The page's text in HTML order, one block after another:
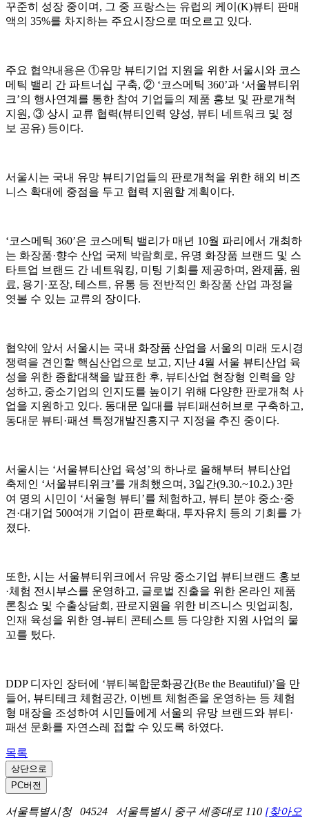
꾸준히 성장 중이며, 그 중 프랑스는 유럽의 케이(K)뷰티 판매
액의 35%를 차지하는 주요시장으로 떠오르고 있다.
주요 협약내용은 ①유망 뷰티기업 지원을 위한 서울시와 코스
메틱 밸리 간 파트너십 구축, ② ‘코스메틱 360’과 ‘서울뷰티위
크’의 행사연계를 통한 참여 기업들의 제품 홍보 및 판로개척
지원, ③ 상시 교류 협력(뷰티인력 양성, 뷰티 네트워크 및 정
보 공유) 등이다.
서울시는 국내 유망 뷰티기업들의 판로개척을 위한 해외 비즈
니스 확대에 중점을 두고 협력 지원할 계획이다.
‘코스메틱 360’은 코스메틱 밸리가 매년 10월 파리에서 개최하
는 화장품·향수 산업 국제 박람회로, 유명 화장품 브랜드 및 스
타트업 브랜드 간 네트워킹, 미팅 기회를 제공하며, 완제품, 원
료, 용기·포장, 테스트, 유통 등 전반적인 화장품 산업 과정을
엿볼 수 있는 교류의 장이다.
협약에 앞서 서울시는 국내 화장품 산업을 서울의 미래 도시경
쟁력을 견인할 핵심산업으로 보고, 지난 4월 서울 뷰티산업 육
성을 위한 종합대책을 발표한 후, 뷰티산업 현장형 인력을 양
성하고, 중소기업의 인지도를 높이기 위해 다양한 판로개척 사
업을 지원하고 있다. 동대문 일대를 뷰티패션허브로 구축하고,
동대문 뷰티·패션 특정개발진흥지구 지정을 추진 중이다.
서울시는 ‘서울뷰티산업 육성’의 하나로 올해부터 뷰티산업
축제인 ‘서울뷰티위크’를 개최했으며, 3일간(9.30.~10.2.) 3만
여 명의 시민이 ‘서울형 뷰티’를 체험하고, 뷰티 분야 중소·중
견·대기업 500여개 기업이 판로확대, 투자유치 등의 기회를 가
졌다.
또한, 시는 서울뷰티위크에서 유망 중소기업 뷰티브랜드 홍보
·체험 전시부스를 운영하고, 글로벌 진출을 위한 온라인 제품
론칭쇼 및 수출상담회, 판로지원을 위한 비즈니스 밋업피칭,
인재 육성을 위한 영-뷰티 콘테스트 등 다양한 지원 사업의 물
꼬를 텄다.
DDP 디자인 장터에 ‘뷰티복합문화공간(Be the Beautiful)’을 만
들어, 뷰티테크 체험공간, 이벤트 체험존을 운영하는 등 체험
형 매장을 조성하여 시민들에게 서울의 유망 브랜드와 뷰티·
패션 문화를 자연스레 접할 수 있도록 하였다.
목록
상단으로
PC버전
서울특별시청 04524 서울특별시 중구 세종대로 110 [찾아오